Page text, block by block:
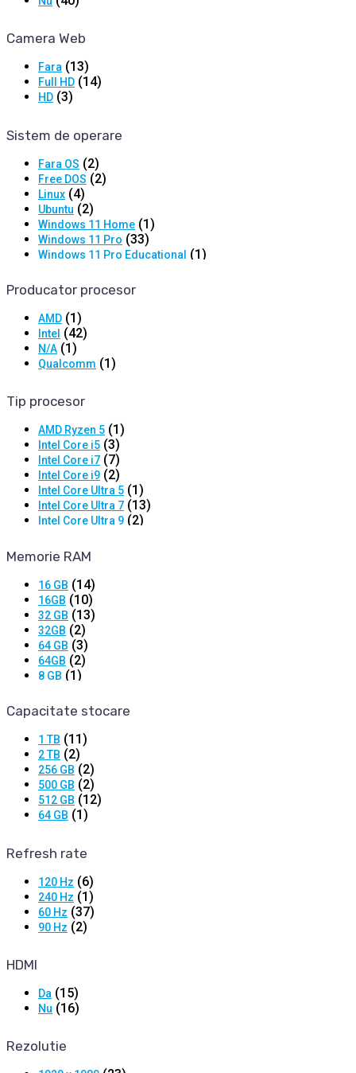
Camera Web
Fara (13)
Full HD (14)
HD (3)
Sistem de operare
Fara OS (2)
Free DOS (2)
Linux (4)
Ubuntu (2)
Windows 11 Home (1)
Windows 11 Pro (33)
Windows 11 Pro Educational (1)
Producator procesor
AMD (1)
Intel (42)
N/A (1)
Qualcomm (1)
Tip procesor
AMD Ryzen 5 (1)
Intel Core i5 (3)
Intel Core i7 (7)
Intel Core i9 (2)
Intel Core Ultra 5 (1)
Intel Core Ultra 7 (13)
Intel Core Ultra 9 (2)
Intel i5 (2)
(2)
Intel Ultra 7
Qualcomm Snapdragon X Elite
ULTRA 5 (3)
ULTRA 9 (1)
Memorie RAM
16 GB (14)
16GB (10)
32 GB (13)
32GB (2)
64 GB (3)
64GB (2)
8 GB (1)
Capacitate stocare
1 TB (11)
2 TB (2)
256 GB (2)
500 GB (2)
512 GB (12)
64 GB (1)
Refresh rate
120 Hz (6)
240 Hz (1)
60 Hz (37)
90 Hz (2)
HDMI
Da (15)
Nu (16)
Rezolutie